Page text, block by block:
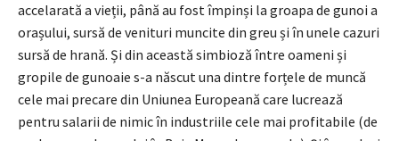
accelarată a vieții, până au fost împinși la groapa de gunoi a
orașului, sursă de venituri muncite din greu și în unele cazuri
sursă de hrană. Și din această simbioză între oameni și
gropile de gunoaie s-a născut una dintre forțele de muncă
cele mai precare din Uniunea Europeană care lucrează
pentru salarii de nimic în industriile cele mai profitabile (de